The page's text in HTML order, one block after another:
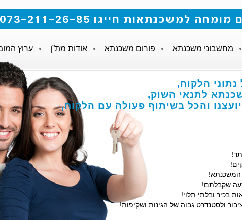
חייגו 073-211-26-85 או מלאו את הטופס
מחשבוני משכנתא פורום משכנתא אודות מת”ן ערוץ
הלקוח,
לתנאי השוק,
יועצנו והכל בשיתוף פעולה עם הלקוח,
המשכנתא!
שקבלתם!
בכיר ובלתי תלוי!
ולסטנדרט גבוה של הגינות ושקיפות!